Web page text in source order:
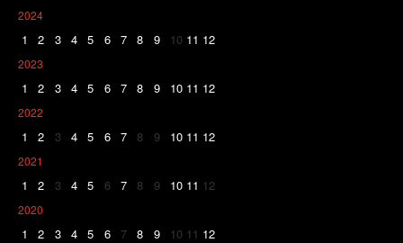
2024
1 2 3 4 5 6 7 8 9 10 11 12
2023
1 2 3 4 5 6 7 8 9 10 11 12
2022
1 2 3 4 5 6 7 8 9 10 11 12
2021
1 2 3 4 5 6 7 8 9 10 11 12
2020
1 2 3 4 5 6 7 8 9 10 11 12